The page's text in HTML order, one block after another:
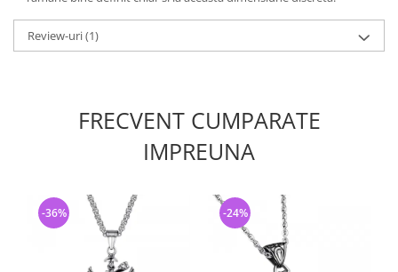
Review-uri(1)
FRECVENT CUMPARATE
IMPREUNA
-36% -24%